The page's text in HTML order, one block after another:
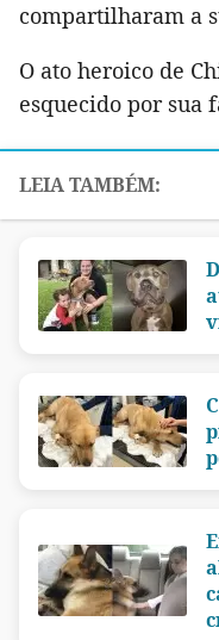
compartilharam a
O ato heroico de
esquecido por sua